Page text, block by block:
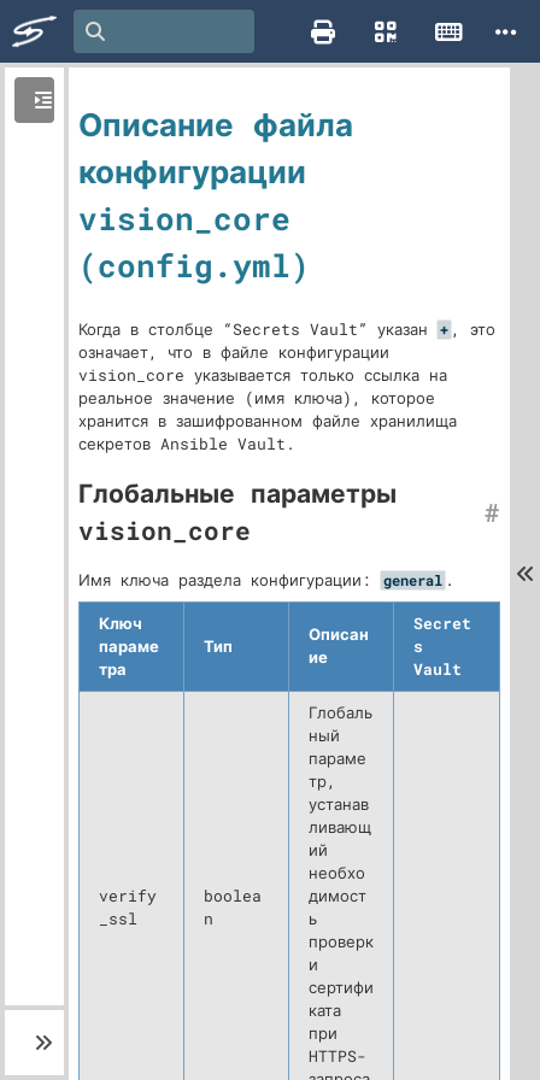
Описание файла
конфигурации
vision_core
(config.yml)
Когда в столбце “Secrets Vault” указан + , это
означает, что в файле конфигурации
vision_core указывается только ссылка на
реальное значение (имя ключа), которое
хранится в зашифрованном файле хранилища
секретов Ansible Vault.
Глобальные параметры
vision_core
#
Имя ключа раздела конфигурации: general .
Ключ
параме
тра
Тип
Описан
ие
Secret
s
Vault
verify
_ssl
boolea
n
Глобаль
ный
параме
тр,
устанав
ливающ
ий
необхо
димост
ь
проверк
и
сертифи
ката
при
HTTPS-